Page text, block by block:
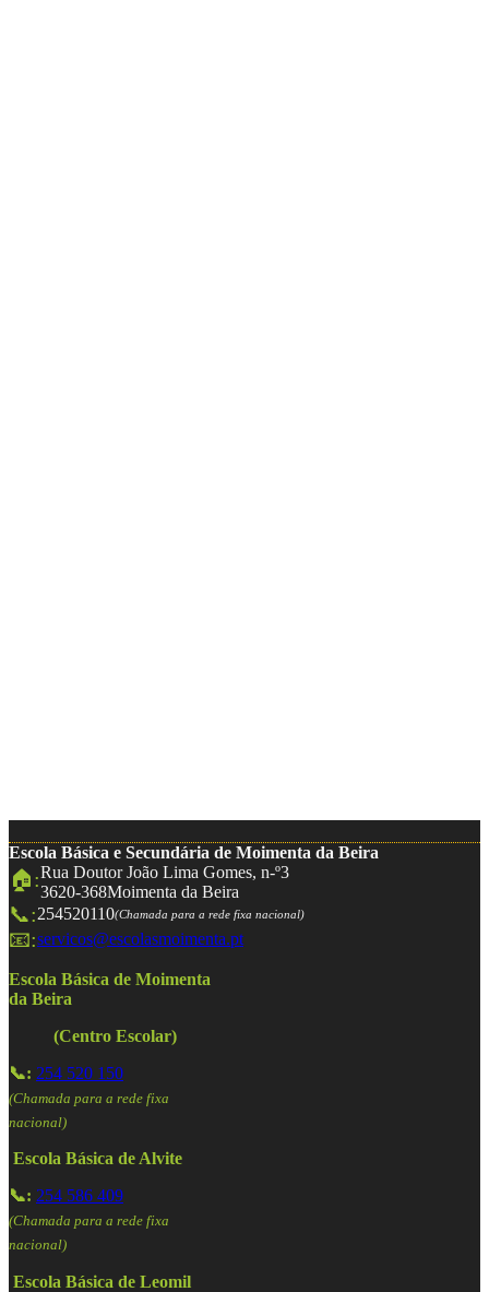
Escola Básica e Secundária de Moimenta da Beira
🏠:Rua Doutor João Lima Gomes, n-º3
3620-368Moimenta da Beira
📞:254520110(Chamada para a rede fixa nacional)
📧:servicos@escolasmoimenta.pt
Escola Básica de Moimenta
da Beira
(Centro Escolar)
📞: 254 520 150
(Chamada para a rede fixa
nacional)
Escola Básica de Alvite
📞: 254 586 409
(Chamada para a rede fixa
nacional)
Escola Básica de Leomil